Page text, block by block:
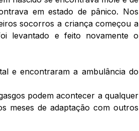
em estado de pânico. Nos
socorros a criança começou a
levantado e feito novamente o
e encontraram a ambulância do
podem acontecer a qualquer
meses de adaptação com outros